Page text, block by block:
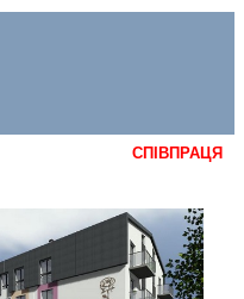
СПІВПРАЦЯ